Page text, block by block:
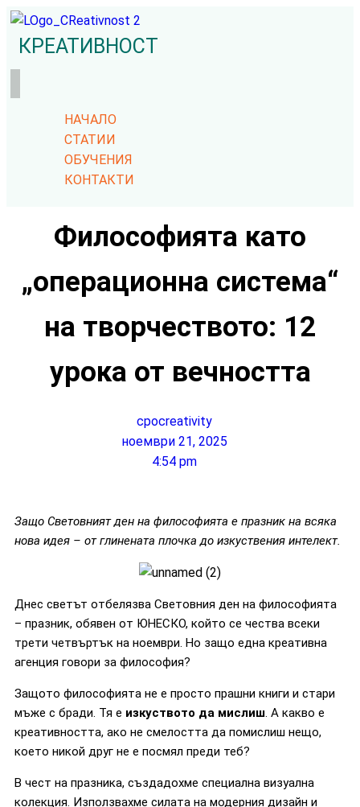
КРЕАТИВНОСТ
НАЧАЛО
СТАТИИ
ОБУЧЕНИЯ
КОНТАКТИ
Философията като
„операционна система“
на творчеството: 12
урока от вечността
cpocreativity
ноември 21, 2025
4:54 pm
Защо Световният ден на философията е празник на всяка
нова идея – от глинената плочка до изкуствения интелект.
Днес светът отбелязва Световния ден на философията
– празник, обявен от ЮНЕСКО, който се чества всеки
трети четвъртък на ноември. Но защо една креативна
агенция говори за философия?
Защото философията не е просто прашни книги и стари
мъже с бради. Тя е изкуството да мислиш. А какво е
креативността, ако не смелостта да помислиш нещо,
което никой друг не е посмял преди теб?
В чест на празника, създадохме специална визуална
колекция. Използвахме силата на модерния дизайн и